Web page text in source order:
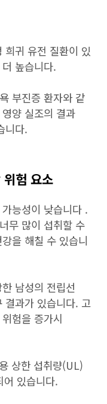
희귀 유전 질환이 있
높습니다.
부진증 환자와 같
양 실조의 결과
니다.
험 요소
능성이 낮습니다 .
무 많이 섭취할 수
을 해칠 수 있습니
남성의 전립선
결과가 있습니다. 고
험을 증가시
상한 섭취량(UL)
있습니다.